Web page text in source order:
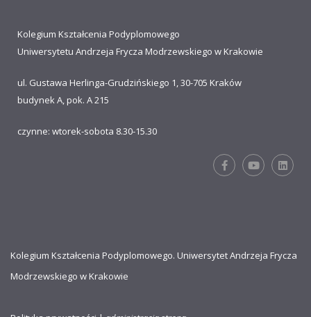
Kolegium Kształcenia Podyplomowego
Uniwersytetu Andrzeja Frycza Modrzewskiego w Krakowie
ul. Gustawa Herlinga-Grudzińskiego 1, 30-705 Kraków
budynek A, pok. A 215
czynne: wtorek-sobota 8.30-15.30
Kolegium Kształcenia Podyplomowego. Uniwersytet Andrzeja Frycza
Modrzewskiego w Krakowie